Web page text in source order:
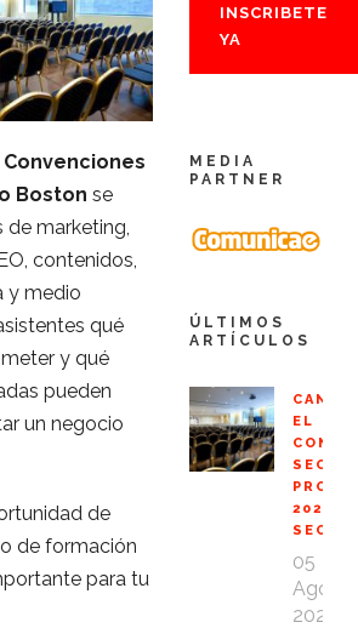
Boston se
de marketing,
contenidos,
y medio
qué
y qué
pueden
un negocio
de
de formación
para tu
INSCRIBETE
YA
MEDIA
PARTNER
ÚLTIMOS
ARTÍCULOS
EL
SEO
2020
05
Ago
2020